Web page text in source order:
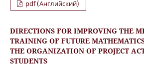
pdf (Английский)
DIRECTIONS FOR IMPROVING THE
TRAINING OF FUTURE
THE ORGANIZATION OF PROJECT
STUDENTS